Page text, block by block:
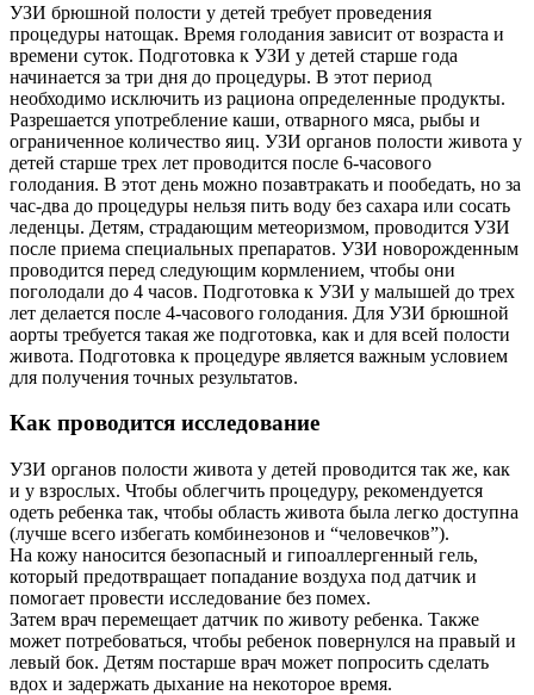
УЗИ брюшной полости у детей требует проведения
процедуры натощак. Время голодания зависит от возраста и
времени суток. Подготовка к УЗИ у детей старше года
начинается за три дня до процедуры. В этот период
необходимо исключить из рациона определенные продукты.
Разрешается употребление каши, отварного мяса, рыбы и
ограниченное количество яиц. УЗИ органов полости живота у
детей старше трех лет проводится после 6-часового
голодания. В этот день можно позавтракать и пообедать, но за
час-два до процедуры нельзя пить воду без сахара или сосать
леденцы. Детям, страдающим метеоризмом, проводится УЗИ
после приема специальных препаратов. УЗИ новорожденным
проводится перед следующим кормлением, чтобы они
поголодали до 4 часов. Подготовка к УЗИ у малышей до трех
лет делается после 4-часового голодания. Для УЗИ брюшной
аорты требуется такая же подготовка, как и для всей полости
живота. Подготовка к процедуре является важным условием
для получения точных результатов.
Как проводится исследование
УЗИ органов полости живота у детей проводится так же, как
и у взрослых. Чтобы облегчить процедуру, рекомендуется
одеть ребенка так, чтобы область живота была легко доступна
(лучше всего избегать комбинезонов и “человечков”).
На кожу наносится безопасный и гипоаллергенный гель,
который предотвращает попадание воздуха под датчик и
помогает провести исследование без помех.
Затем врач перемещает датчик по животу ребенка. Также
может потребоваться, чтобы ребенок повернулся на правый и
левый бок. Детям постарше врач может попросить сделать
вдох и задержать дыхание на некоторое время.